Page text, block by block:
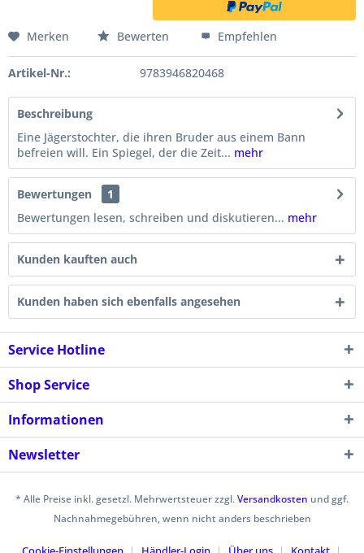
Merken Bewerten Empfehlen
Artikel-Nr.: 9783946820468
Beschreibung
Eine Jägerstochter, die ihren Bruder aus einem Bann
befreien will. Ein Spiegel, der die Zeit... mehr
Bewertungen
1
Bewertungen lesen, schreiben und diskutieren... mehr
Kunden kauften auch
Kunden haben sich ebenfalls angesehen
Service Hotline
Shop Service
Informationen
Newsletter
* Alle Preise inkl. gesetzl. Mehrwertsteuer zzgl.Versandkosten und ggf.
Nachnahmegebühren, wenn nicht anders beschrieben